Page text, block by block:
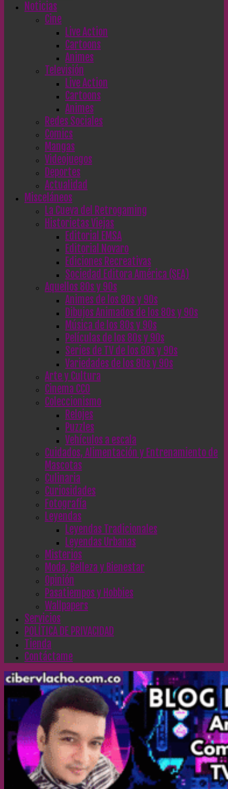
Noticias
Cine
Live Action
Cartoons
Animes
Televisión
Live Action
Cartoons
Animes
Redes Sociales
Comics
Mangas
Videojuegos
Deportes
Actualidad
Misceláneos
La Cueva del Retrogaming
Historietas Viejas
Editorial EMSA
Editorial Novaro
Ediciones Recreativas
Sociedad Editora América (SEA)
Aquellos 80s y 90s
Animes de los 80s y 90s
Dibujos Animados de los 80s y 90s
Música de los 80s y 90s
Películas de los 80s y 90s
Series de TV de los 80s y 90s
Variedades de los 80s y 90s
Arte y Cultura
Cinema CC0
Coleccionismo
Relojes
Puzzles
Vehículos a escala
Cuidados, Alimentación y Entrenamiento de
Mascotas
Culinaria
Curiosidades
Fotografía
Leyendas
Leyendas Tradicionales
Leyendas Urbanas
Misterios
Moda, Belleza y Bienestar
Opinión
Pasatiempos y Hobbies
Wallpapers
Servicios
POLÍTICA DE PRIVACIDAD
Tienda
Contáctame